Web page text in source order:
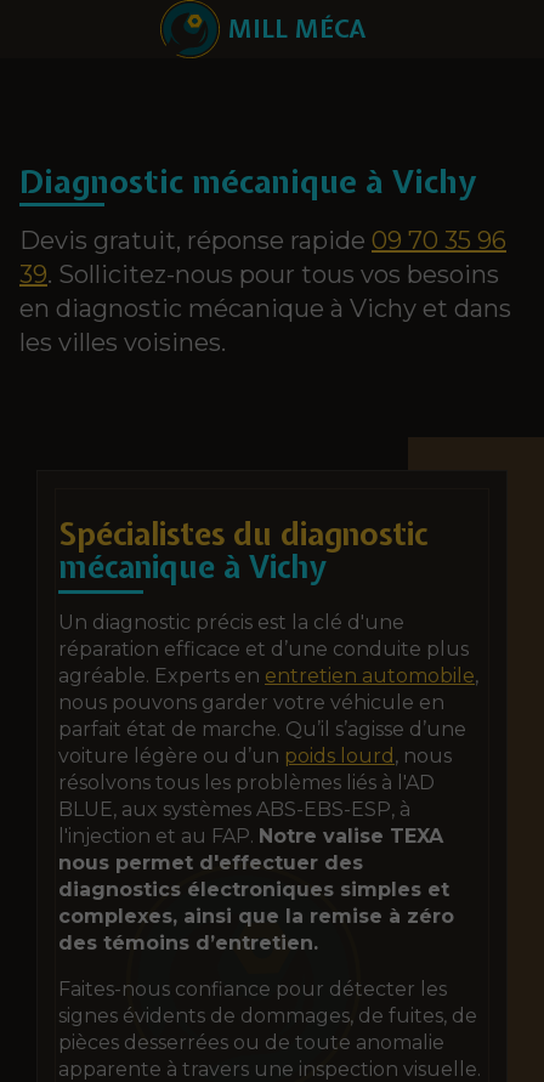
MILL MÉCA
Diagnostic mécanique à Vichy
Devis gratuit, réponse rapide 09 70 35 96
39. Sollicitez-nous pour tous vos besoins
en diagnostic mécanique à Vichy et dans
les villes voisines.
Spécialistes du diagnostic
mécanique à Vichy
Un diagnostic précis est la clé d'une
réparation efficace et d’une conduite plus
agréable. Experts en entretien automobile,
nous pouvons garder votre véhicule en
parfait état de marche. Qu’il s’agisse d’une
voiture légère ou d’un poids lourd , nous
résolvons tous les problèmes liés à l'AD
BLUE, aux systèmes ABS-EBS-ESP, à
l'injection et au FAP. Notre valise TEXA
nous permet d'effectuer des
diagnostics électroniques simples et
complexes, ainsi que la remise à zéro
des témoins d’entretien.
Faites-nous confiance pour détecter les
signes évidents de dommages, de fuites, de
pièces desserrées ou de toute anomalie
apparente à travers une inspection visuelle.